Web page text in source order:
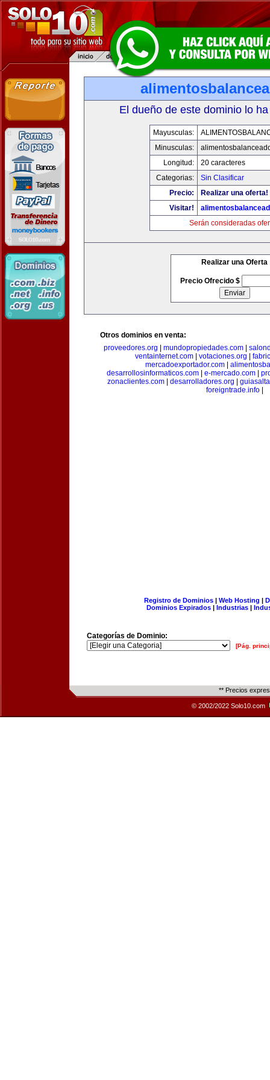
El dueño de este dominio lo
Mayusculas:
Minusculas:
Longitud:
20 caracteres
Categorias:
Sin Clasificar
Precio:
Realizar una oferta!
Visitar!
Serán consideradas
Realizar una Oferta
Precio Ofrecido $
Otros dominios en venta:
proveedores.org
mundopropiedades.com
ventainternet.com| votaciones.org
mercadoexportador.com|
desarrollosinformaticos.com| e-mercado.com|
zonaclientes.com| desarrolladores.org
foreigntrade.info|
Registro de Dominios| Web Hosting |
Dominios Expirados | Industrias |
Categorías de Dominio:
[Pág.
** Precios
© 2002/2022 Solo10.com